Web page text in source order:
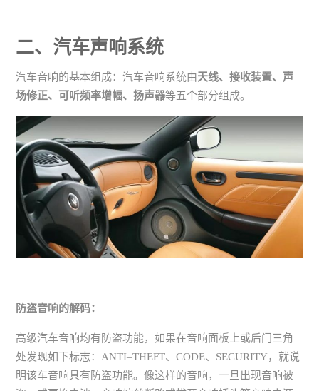
二、汽车声响系统
汽车音响的基本组成：汽车音响系统由天线、接收装置、声
场修正、可听频率增幅、扬声器等五个部分组成。
防盗音响的解码：
高级汽车音响均有防盗功能，如果在音响面板上或后门三角
处发现如下标志：ANTI–THEFT、CODE、SECURITY，就说
明该车音响具有防盗功能。像这样的音响，一旦出现音响被